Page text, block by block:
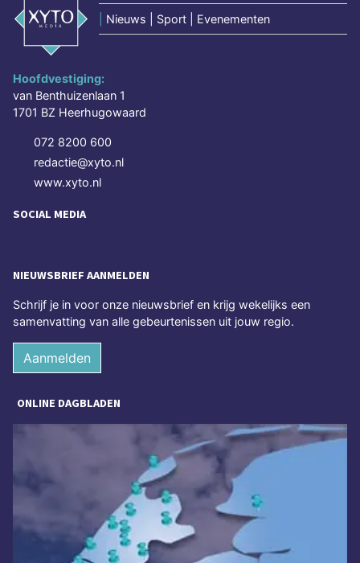
Nieuws | Sport | Evenementen
Hoofdvestiging:
van Benthuizenlaan 1
1701 BZ Heerhugowaard
072 8200 600
redactie@xyto.nl
www.xyto.nl
SOCIAL MEDIA
NIEUWSBRIEF AANMELDEN
Schrijf je in voor onze nieuwsbrief en krijg wekelijks een
samenvatting van alle gebeurtenissen uit jouw regio.
Aanmelden
ONLINE DAGBLADEN